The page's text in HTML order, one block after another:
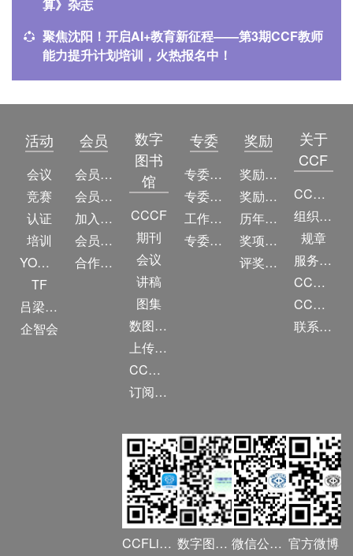
算》杂志
聚焦沈阳！开启AI+教育新征程——第3期CCF教师
能力提升计划培训，火热报名中！
活动
会议
竞赛
认证
培训
YOCSEF
TF
吕梁振兴
企智会
会员
会员简介
会员权益
加入CCF
会员交费
合作伙伴
数字
图书
馆
CCCF
期刊
会议
讲稿
图集
数图编审委员会
上传/发布作品
CCF DL Focus
订阅《计算》
专委
专委简介
专委条例
工作问答
专委名单
奖励
奖励动态
奖励目录
历年获奖名单
奖项推荐
评奖条例
关于
CCF
CCF简介
组织机构
规章
服务项目
CCF大事记
CCF创建60周年
联系我们
CCFLink APP 数字图书馆 微信公众号 官方微博